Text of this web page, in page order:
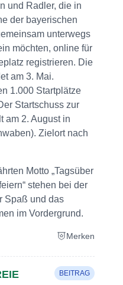
und Radler, die in
der bayerischen
unterwegs
möchten, online für
registrieren. Die
am 3. Mai.
1.000 Startplätze
Startschuss zur
am 2. August in
Zielort nach
Motto „Tagsüber
stehen bei der
Spaß und das
im Vordergrund.
Merken
BEITRAG